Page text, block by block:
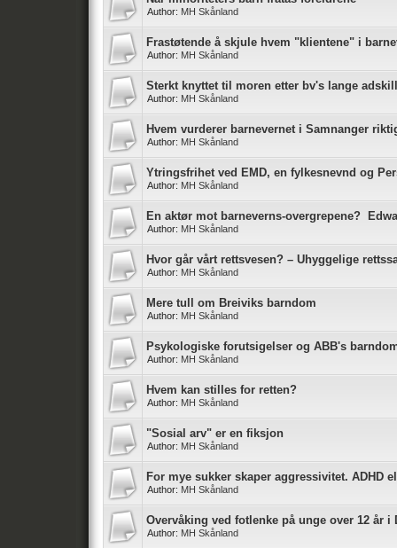
Author: MH Skånland
Frastøtende å skjule hvem "klientene" i
Author: MH Skånland
Sterkt knyttet til moren etter bv's lange
Author: MH Skånland
Hvem vurderer barnevernet i Samnanger
Author: MH Skånland
Ytringsfrihet ved EMD, en fylkesnevnd og
Author: MH Skånland
En aktør mot barneverns-overgrepene?
Author: MH Skånland
Hvor går vårt rettsvesen? – Uhyggelige
Author: MH Skånland
Mere tull om Breiviks barndom
Author: MH Skånland
Psykologiske forutsigelser og ABB's
Author: MH Skånland
Hvem kan stilles for retten?
Author: MH Skånland
"Sosial arv" er en fiksjon
Author: MH Skånland
For mye sukker skaper aggressivitet. ADHD
Author: MH Skånland
Overvåking ved fotlenke på unge over 12 år i
Author: MH Skånland